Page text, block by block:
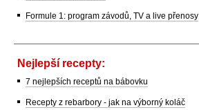
Formule 1: program závodů, TV a live přenosy
Nejlepší recepty:
7 nejlepších receptů na bábovku
Recepty z rebarbory - jak na výborný koláč